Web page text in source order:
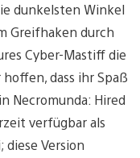
dunkelsten Winkel
Greifhaken durch
Cyber-Mastiff die
dass ihr Spaß
Necromunda: Hired
verfügbar als
Version